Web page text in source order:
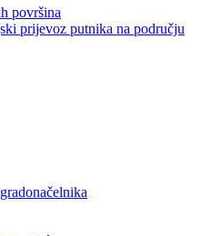
površina
prijevoz putnika na području